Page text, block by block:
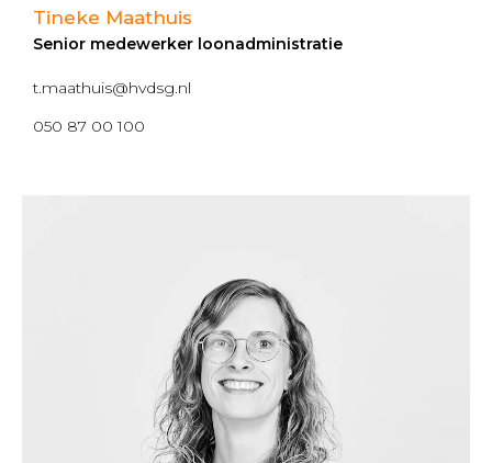
Tineke Maathuis
Senior medewerker loonadministratie
t.maathuis@hvdsg.nl
050 87 00 100